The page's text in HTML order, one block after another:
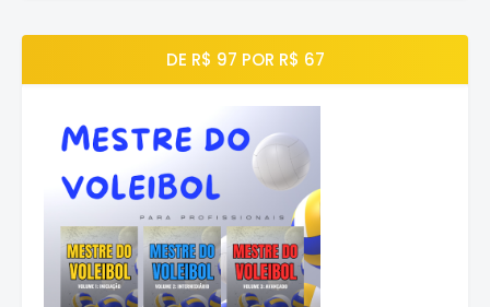
DE R$ 97 POR R$ 67